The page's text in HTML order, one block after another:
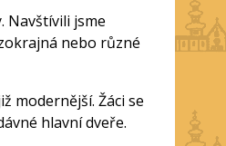
Navštívili jsme
nebo různé
modernější. Žáci se
hlavní dveře.